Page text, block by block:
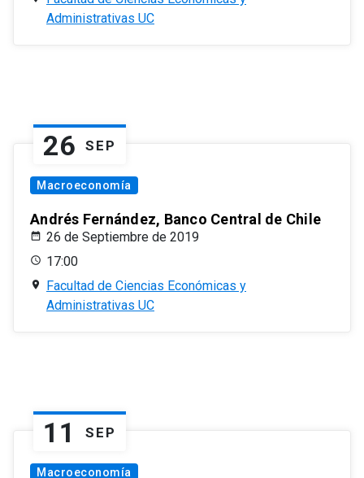
Administrativas UC
26 SEP
Macroeconomía
Andrés Fernández, Banco Central de Chile
26 de Septiembre de 2019
17:00
Facultad de Ciencias Económicas y
Administrativas UC
11 SEP
Macroeconomía